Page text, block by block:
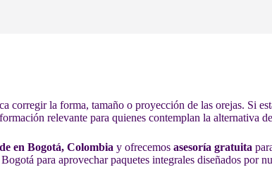
corregir la forma, tamaño o proyección de las orejas. Si
relevante para quienes contemplan la alternativa
en Bogotá, Colombia y ofrecemos asesoría gratuita
para aprovechar paquetes integrales diseñados por